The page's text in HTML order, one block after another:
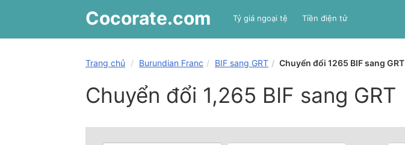
Cocorate.com Tỷ giá ngoại tệ Tiền điện tử
Trang chủ Burundian Franc BIF sang GRT Chuyển đổi 1265 BIF sang GRT
Chuyển đổi 1,265 BIF sang GRT